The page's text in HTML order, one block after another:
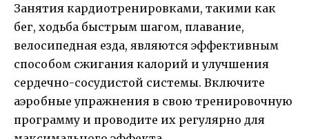
Занятия кардиотренировками, такими как
бег, ходьба быстрым шагом, плавание,
велосипедная езда, являются эффективным
способом сжигания калорий и улучшения
сердечно-сосудистой системы. Включите
аэробные упражнения в свою тренировочную
программу и проводите их регулярно для